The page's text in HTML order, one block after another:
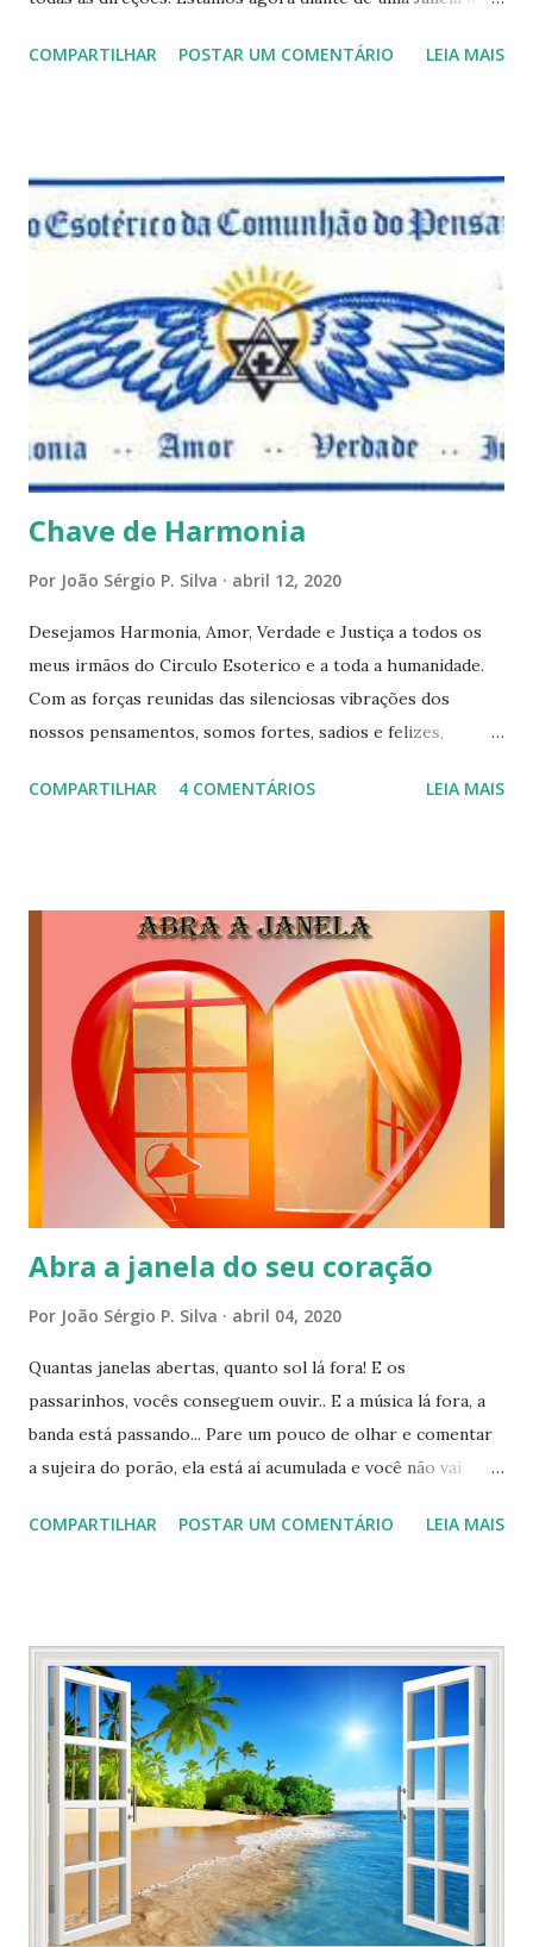
produzir juntos melhores resultados para toda a
e se cada um fizer o mesmo os resultados serão magníficos
para todos nós. Podemos nos unir a todos que tenham um
coração puro e um desejo ardente de conhecer a verdade e
que queiram viver em Harmonia e amor, e podemos ainda
de alguma forma contagiar aqueles que estavam
acomodados e ajuda-los a encontrar sua chama interior.
Porque então restringir a uns poucos eleitos o acesso as
coisas boas que temos acesso, porque julgar e discriminar
aqueles que pensam diferente de nós ou que tenham outras
...
COMPARTILHAR POSTAR UM COMENTÁRIO LEIA MAIS
Chave de Harmonia
Por João Sérgio P. Silva abril 12, 2020
Desejamos Harmonia, Amor, Verdade e Justiça a todos os
meus irmãos do Circulo Esoterico e a toda a humanidade.
Com as forças reunidas das silenciosas vibrações dos
nossos pensamentos, somos fortes, sadios e felizes,
satisfeitos e em paz com o universo inteiro, e desejanos
seus filhos. assim seja
COMPARTILHAR 4 COMENTÁRIOS LEIA MAIS
Abra a janela do seu coração
Por João Sérgio P. Silva abril 04, 2020
Quantas janelas abertas, quanto sol lá fora! E os
passarinhos, vocês conseguem ouvir.. E a música lá fora, a
banda está passando... Pare um pouco de olhar e comentar
a sujeira do porão, ela está aí acumulada e você não vai
janela no seu coração ... Traz alegria para sua mente e tudo
anjos de luz entre nós... Que suas palavras, pensamentos e
sentimento, sejam um alimento para atrair os anjos de luz
como o néctar atrai o beija-flor... Colabore com eles com
seu amor e sua gratidão. Haveju
COMPARTILHAR POSTAR UM COMENTÁRIO LEIA MAIS